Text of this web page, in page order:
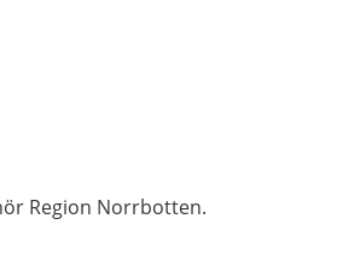
Region Norrbotten.